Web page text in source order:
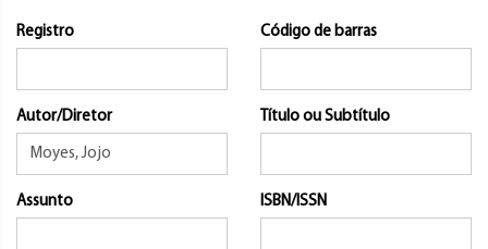
Registro Código de barras
Autor/Diretor Título ou Subtítulo
Assunto ISBN/ISSN